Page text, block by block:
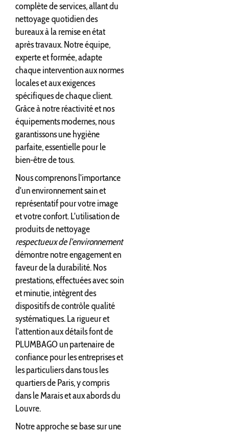
complète de services, allant du
nettoyage quotidien des
bureaux à la remise en état
après travaux. Notre équipe,
experte et formée, adapte
chaque intervention aux normes
locales et aux exigences
spécifiques de chaque client.
Grâce à notre réactivité et nos
équipements modernes, nous
garantissons une hygiène
parfaite, essentielle pour le
bien-être de tous.
Nous comprenons l'importance
d'un environnement sain et
représentatif pour votre image
et votre confort. L'utilisation de
produits de nettoyage
respectueux de l'environnement
démontre notre engagement en
faveur de la durabilité. Nos
prestations, effectuées avec soin
et minutie, intègrent des
dispositifs de contrôle qualité
systématiques. La rigueur et
l'attention aux détails font de
PLUMBAGO un partenaire de
confiance pour les entreprises et
les particuliers dans tous les
quartiers de Paris, y compris
dans le Marais et aux abords du
Louvre.
Notre approche se base sur une